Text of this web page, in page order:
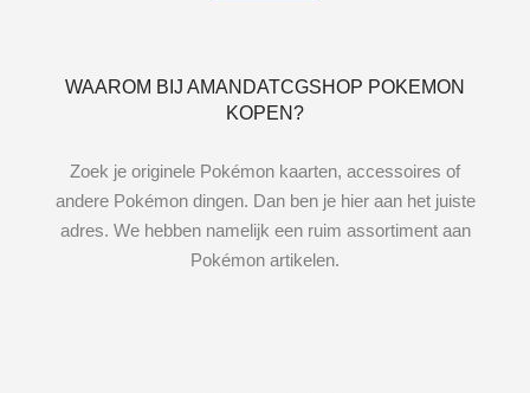
WAAROM BIJ AMANDATCGSHOP POKEMON
KOPEN?
Zoek je originele Pokémon kaarten, accessoires of
andere Pokémon dingen. Dan ben je hier aan het juiste
adres. We hebben namelijk een ruim assortiment aan
Pokémon artikelen.